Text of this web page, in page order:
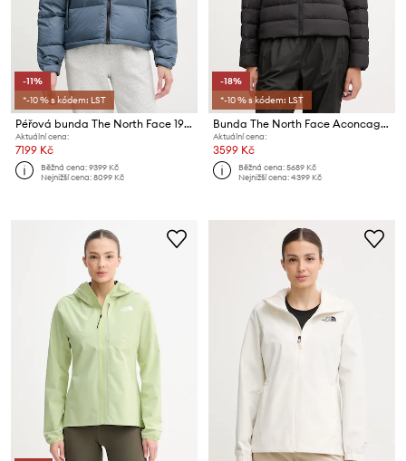
-11%
*-10 % s kódem: LST
Péřová bunda The North Face 1996 RETRO NUPTSE
Aktuální cena:
7199 Kč
Běžná cena:9399 Kč
Nejnižší cena:8099 Kč
-18%
*-10 % s kódem: LST
Bunda The North Face Aconcagua 3
Aktuální cena:
3599 Kč
Běžná cena:5689 Kč
Nejnižší cena:4399 Kč